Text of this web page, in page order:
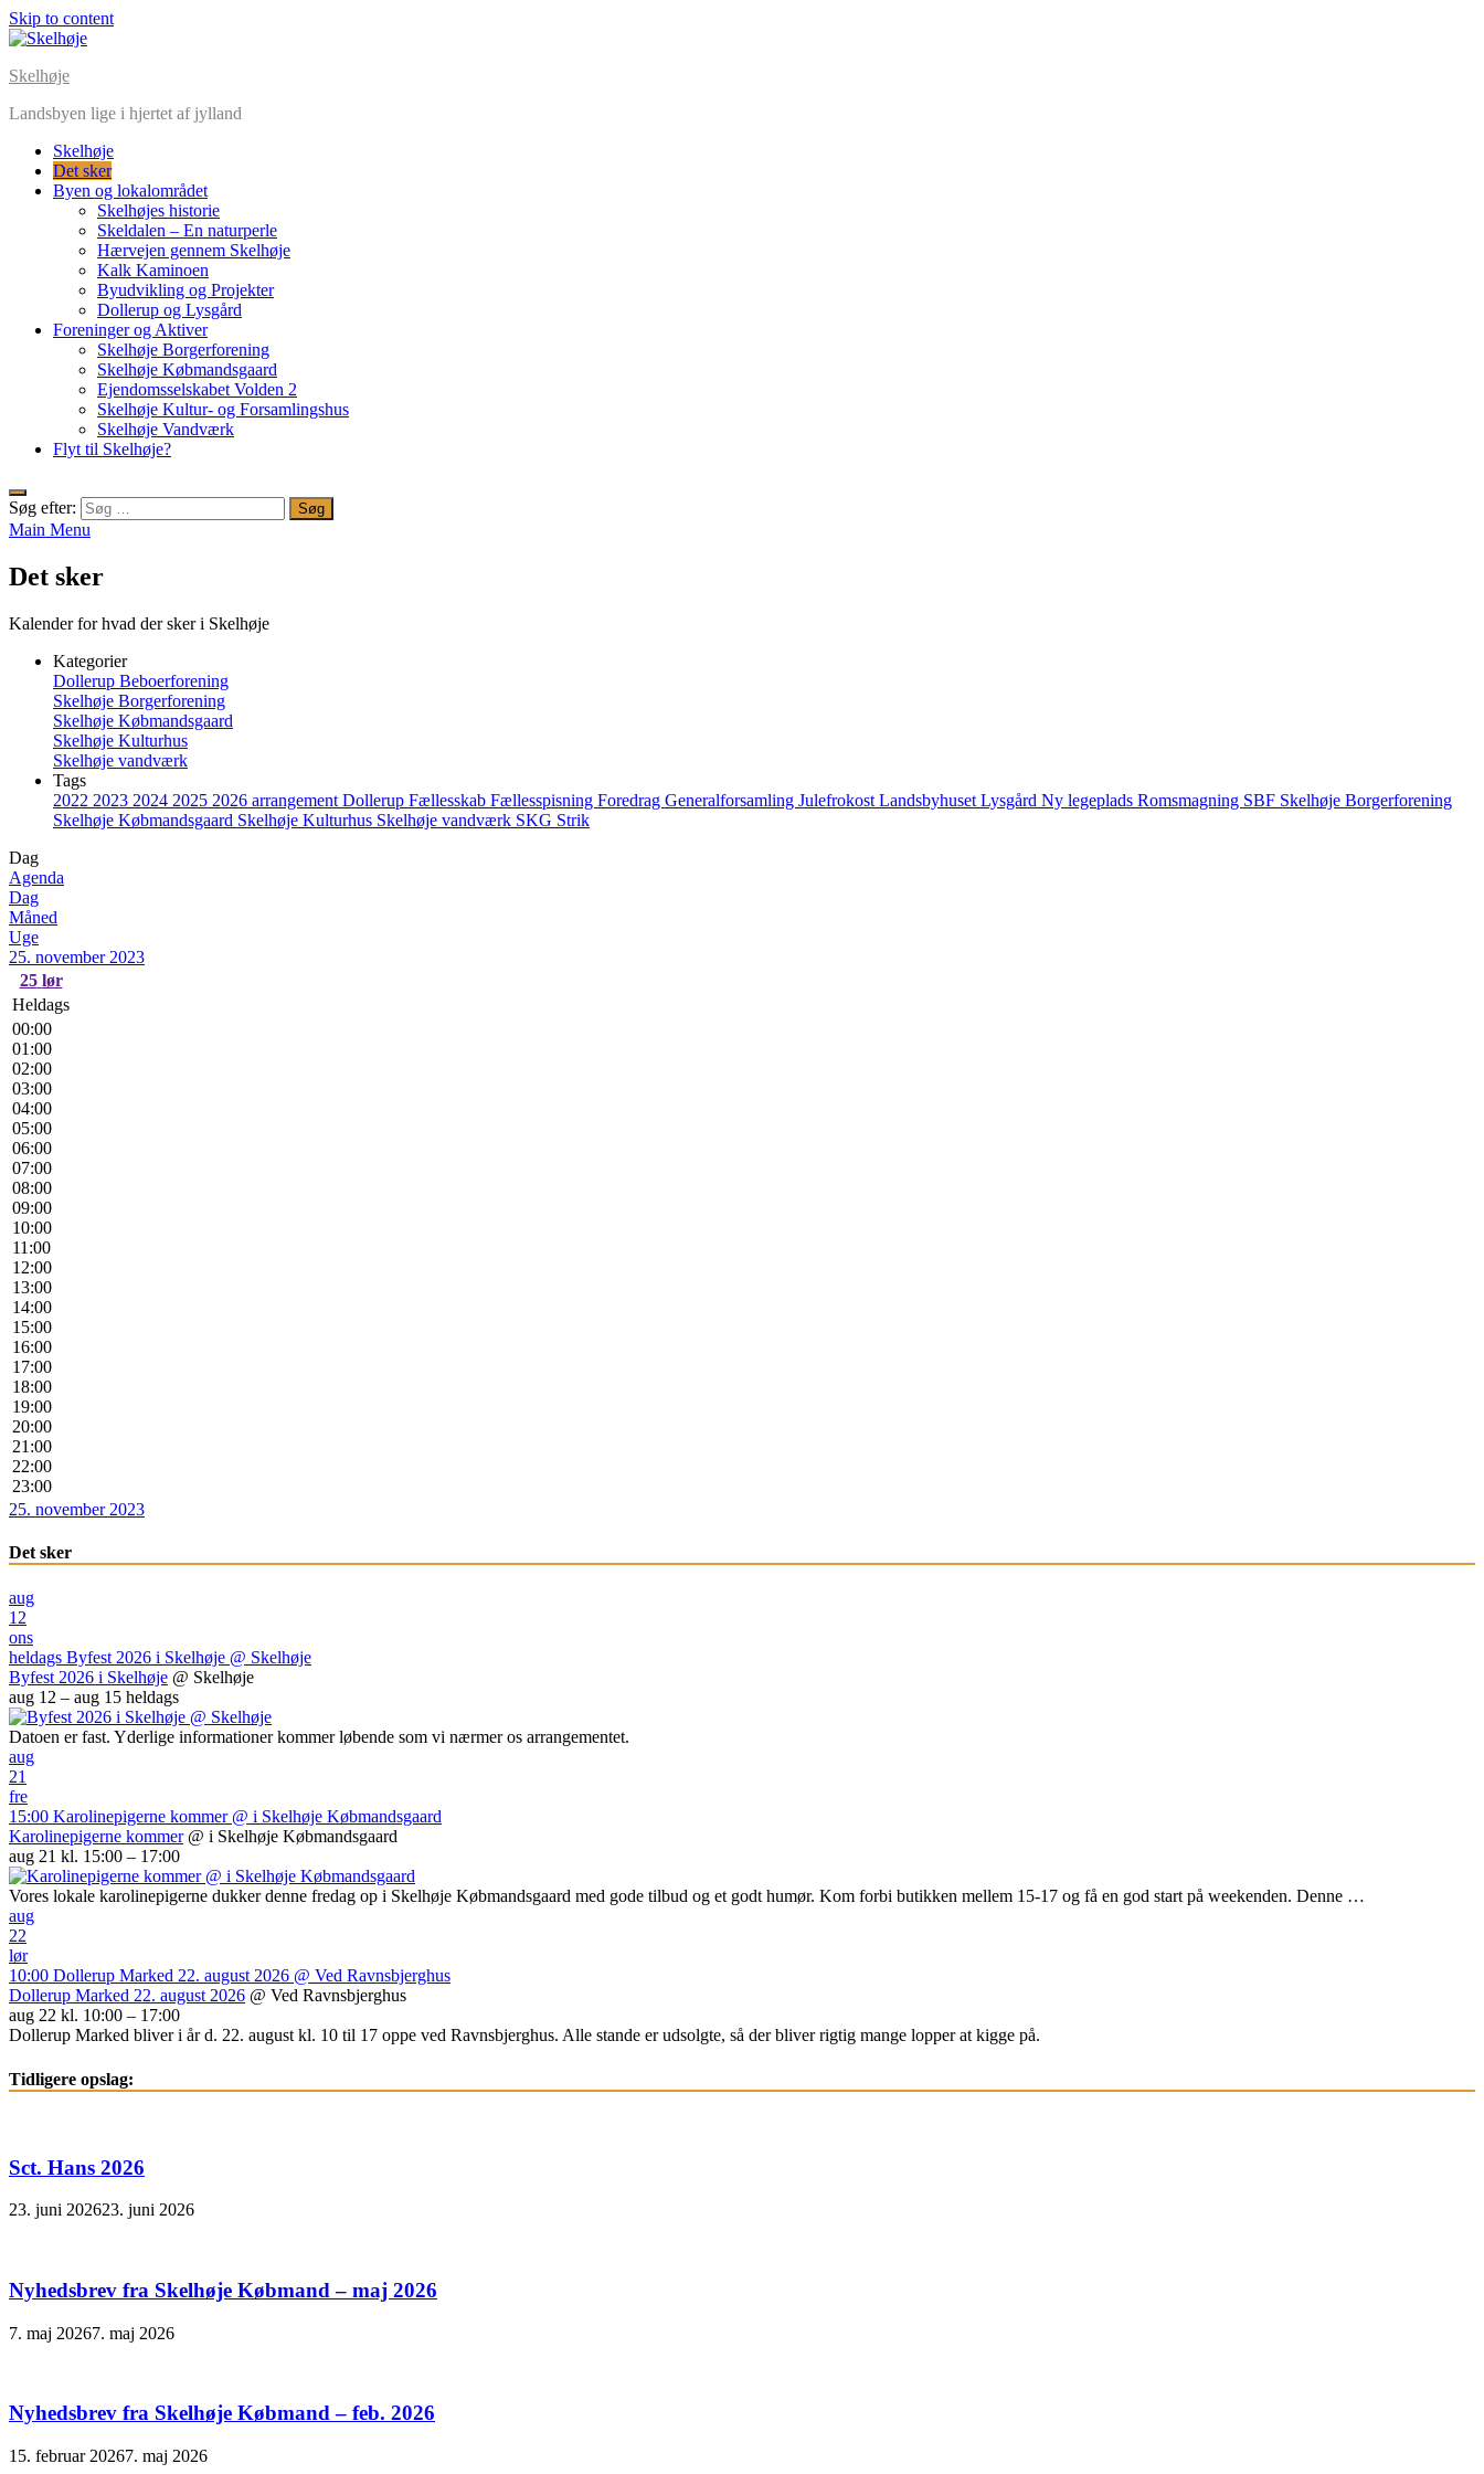
Skip to content
Skelhøje
Landsbyen lige i hjertet af jylland
Skelhøje
Det sker
Byen og lokalområdet
Skelhøjes historie
Skeldalen – En naturperle
Hærvejen gennem Skelhøje
Kalk Kaminoen
Byudvikling og Projekter
Dollerup og Lysgård
Foreninger og Aktiver
Skelhøje Borgerforening
Skelhøje Købmandsgaard
Ejendomsselskabet Volden 2
Skelhøje Kultur- og Forsamlingshus
Skelhøje Vandværk
Flyt til Skelhøje?
Søg efter:
Main Menu
Det sker
Kalender for hvad der sker i Skelhøje
Kategorier
Dollerup Beboerforening
Skelhøje Borgerforening
Skelhøje Købmandsgaard
Skelhøje Kulturhus
Skelhøje vandværk
Tags
2022 2023 2024 2025 2026 arrangement Dollerup Fællesskab Fællesspisning Foredrag Generalforsamling Julefrokost Landsbyhuset Lysgård Ny legeplads Romsmagning SBF Skelhøje Borgerforening
Skelhøje Købmandsgaard Skelhøje Kulturhus Skelhøje vandværk SKG Strik
Dag
Agenda
Dag
Måned
Uge
25. november 2023
25 lør
Heldags
00:00
01:00
02:00
03:00
04:00
05:00
06:00
07:00
08:00
09:00
10:00
11:00
12:00
13:00
14:00
15:00
16:00
17:00
18:00
19:00
20:00
21:00
22:00
23:00
25. november 2023
Det sker
aug
12
ons
heldags Byfest 2026 i Skelhøje @ Skelhøje
Byfest 2026 i Skelhøje @ Skelhøje
aug 12 – aug 15 heldags
Datoen er fast. Yderlige informationer kommer løbende som vi nærmer os arrangementet.
aug
21
fre
15:00 Karolinepigerne kommer @ i Skelhøje Købmandsgaard
Karolinepigerne kommer @ i Skelhøje Købmandsgaard
aug 21 kl. 15:00 – 17:00
Vores lokale karolinepigerne dukker denne fredag op i Skelhøje Købmandsgaard med gode tilbud og et godt humør. Kom forbi butikken mellem 15-17 og få en god start på weekenden. Denne …
aug
22
lør
10:00 Dollerup Marked 22. august 2026 @ Ved Ravnsbjerghus
Dollerup Marked 22. august 2026 @ Ved Ravnsbjerghus
aug 22 kl. 10:00 – 17:00
Dollerup Marked bliver i år d. 22. august kl. 10 til 17 oppe ved Ravnsbjerghus. Alle stande er udsolgte, så der bliver rigtig mange lopper at kigge på.
Tidligere opslag:
Sct. Hans 2026
23. juni 202623. juni 2026
Nyhedsbrev fra Skelhøje Købmand – maj 2026
7. maj 20267. maj 2026
Nyhedsbrev fra Skelhøje Købmand – feb. 2026
15. februar 20267. maj 2026